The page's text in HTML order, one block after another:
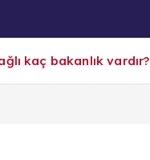
kaç bakanlık vardır?